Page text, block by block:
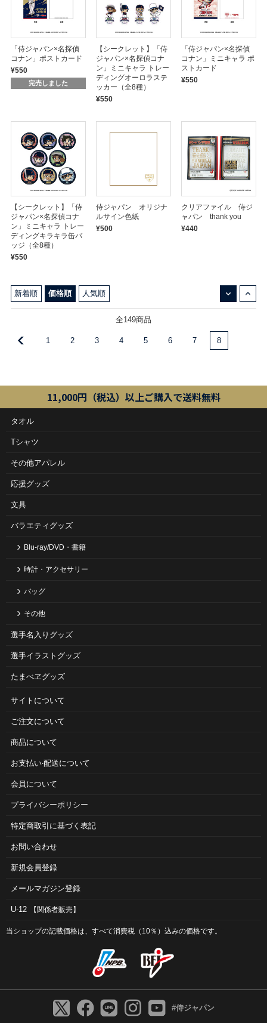
「侍ジャパン×名探偵
コナン」ポストカード
¥550
完売しました
【シークレット】「侍
ジャパン×名探偵コナ
ン」ミニキャラ トレー
ディングオーロラステ
ッカー（全8種）
¥550
「侍ジャパン×名探偵
コナン」ミニキャラ ポ
ストカード
¥550
【シークレット】「侍
ジャパン×名探偵コナ
ン」ミニキャラ トレー
ディングキラキラ缶バ
ッジ（全8種）
¥550
侍ジャパン オリジナ
ルサイン色紙
¥500
クリアファイル 侍ジ
ャパン thank you
¥440
新着順 価格順 人気順
全149商品
1 2 3 4 5 6 7 8
11,000円（税込）以上ご購入で送料無料
タオル
Tシャツ
その他アパレル
応援グッズ
文具
バラエティグッズ
Blu-ray/DVD・書籍
時計・アクセサリー
バッグ
その他
選手名入りグッズ
選手イラストグッズ
たまべヱグッズ
サイトについて
ご注⽂について
商品について
お⽀払い‧配送について
会員について
プライバシーポリシー
特定商取引に基づく表記
お問い合わせ
新規会員登録
メールマガジン登録
U-12 【関係者販売】
当ショップの記載価格は、すべて消費税（10％）込みの価格です。
#侍ジャパン